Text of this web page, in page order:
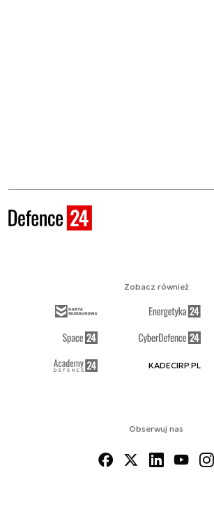
Obserwuj nas
Zobacz również
KADECIRP.PL